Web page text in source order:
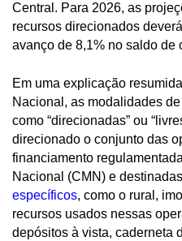
Central. Para 2026, as
recursos direcionados
avanço de 8,1% no saldo de
Em uma explicação
Nacional, as modalidades
como “direcionadas” ou
direcionado o conjunto das
financiamento
Nacional (CMN) e
específicos, como o rural,
recursos usados nessas
depósitos à vista, caderneta